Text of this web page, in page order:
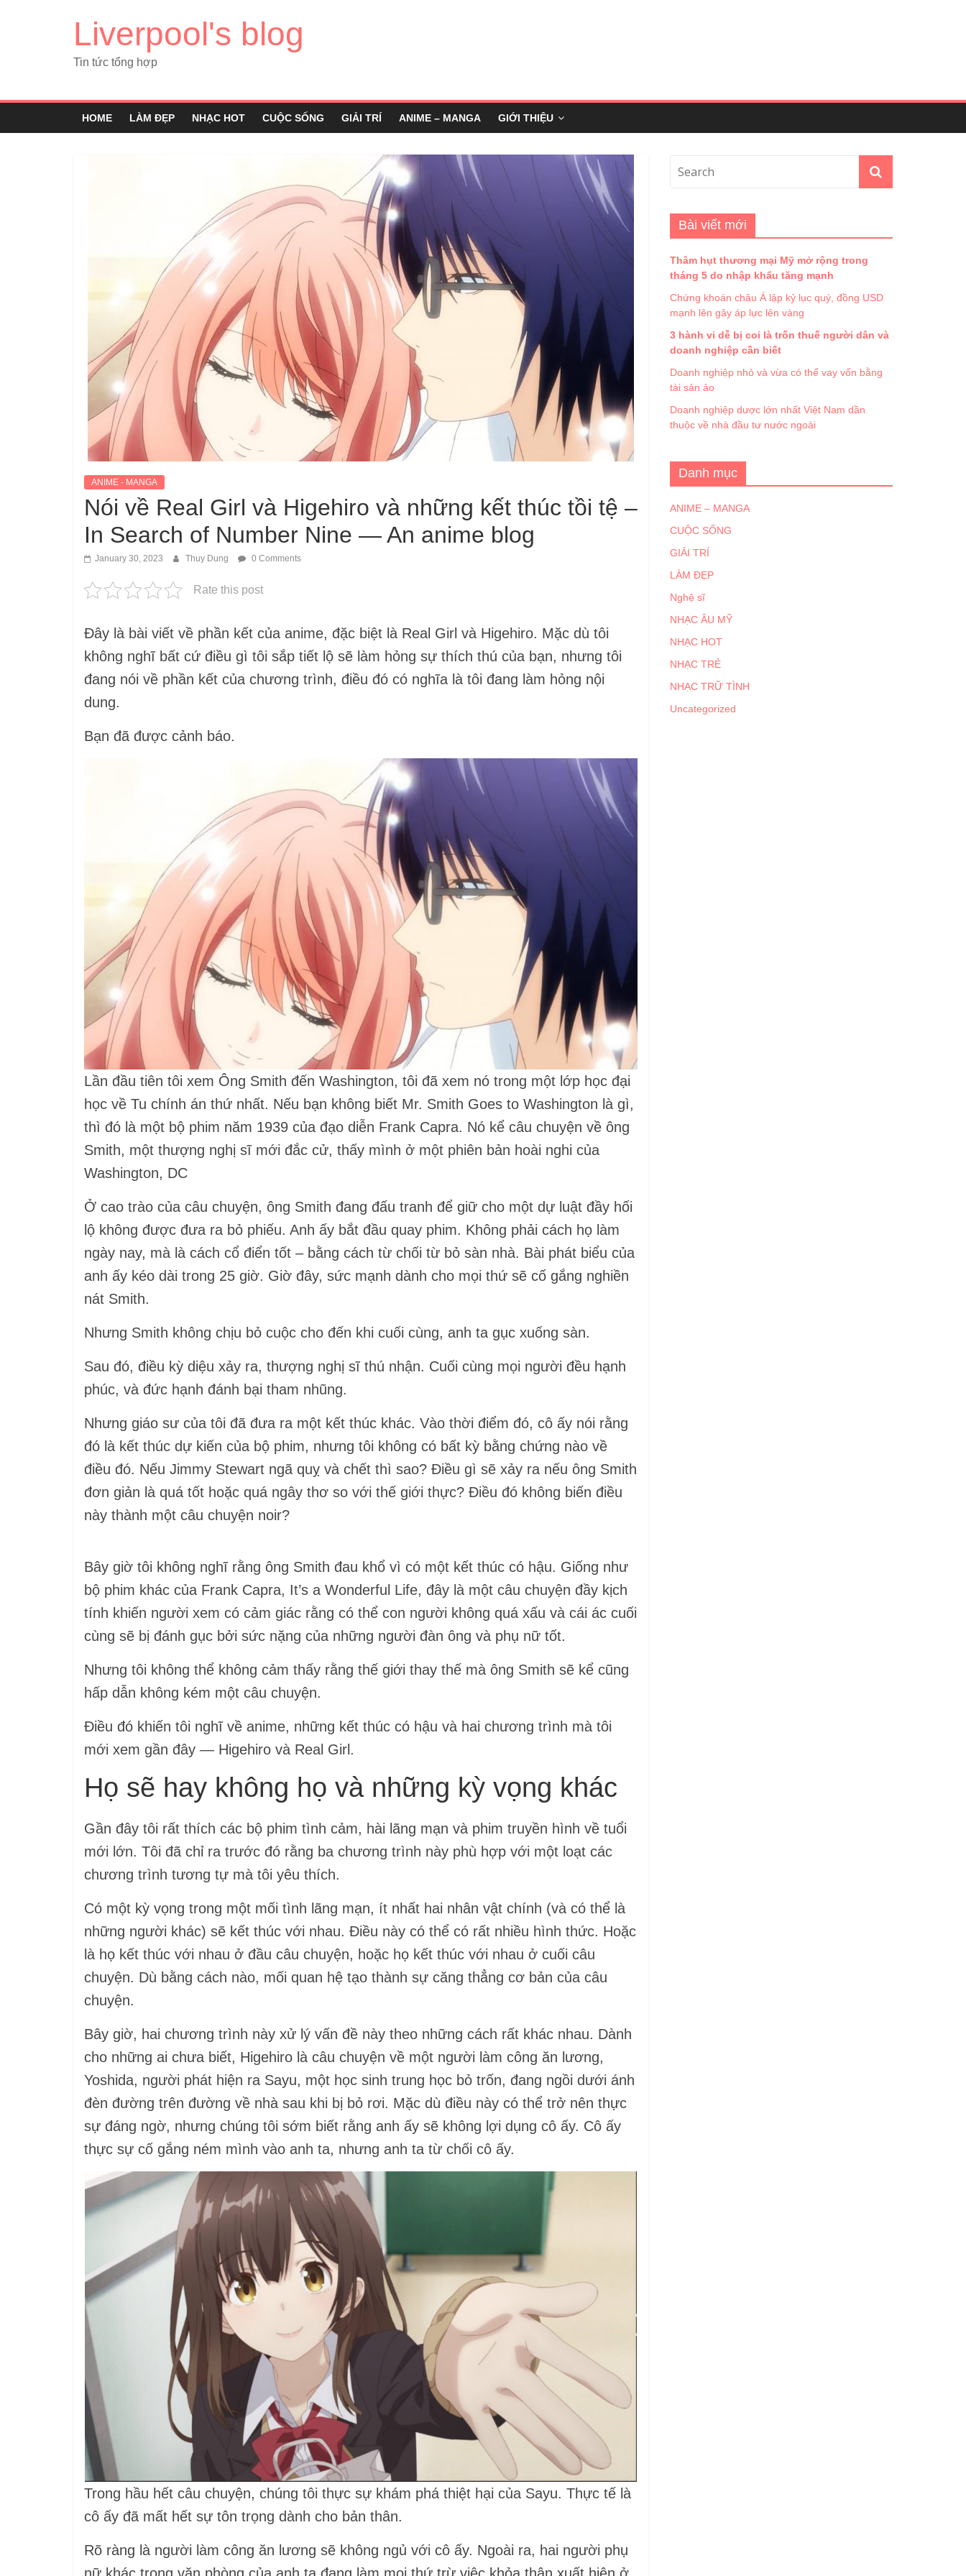
Liverpool's blog
Tin tức tổng hợp
HOME LÀM ĐẸP NHẠC HOT CUỘC SỐNG GIẢI TRÍ ANIME – MANGA GIỚI THIỆU
ANIME - MANGA
Nói về Real Girl và Higehiro và những kết thúc tồi tệ –
In Search of Number Nine — An anime blog
January 30, 2023 Thuy Dung 0 Comments
Rate this post
Đây là bài viết về phần kết của anime, đặc biệt là Real Girl và Higehiro. Mặc dù tôi
không nghĩ bất cứ điều gì tôi sắp tiết lộ sẽ làm hỏng sự thích thú của bạn, nhưng tôi
đang nói về phần kết của chương trình, điều đó có nghĩa là tôi đang làm hỏng nội
dung.
Bạn đã được cảnh báo.
Lần đầu tiên tôi xem Ông Smith đến Washington, tôi đã xem nó trong một lớp học đại
học về Tu chính án thứ nhất. Nếu bạn không biết Mr. Smith Goes to Washington là gì,
thì đó là một bộ phim năm 1939 của đạo diễn Frank Capra. Nó kể câu chuyện về ông
Smith, một thượng nghị sĩ mới đắc cử, thấy mình ở một phiên bản hoài nghi của
Washington, DC
Ở cao trào của câu chuyện, ông Smith đang đấu tranh để giữ cho một dự luật đầy hối
lộ không được đưa ra bỏ phiếu. Anh ấy bắt đầu quay phim. Không phải cách họ làm
ngày nay, mà là cách cổ điển tốt – bằng cách từ chối từ bỏ sàn nhà. Bài phát biểu của
anh ấy kéo dài trong 25 giờ. Giờ đây, sức mạnh dành cho mọi thứ sẽ cố gắng nghiền
nát Smith.
Nhưng Smith không chịu bỏ cuộc cho đến khi cuối cùng, anh ta gục xuống sàn.
Sau đó, điều kỳ diệu xảy ra, thượng nghị sĩ thú nhận. Cuối cùng mọi người đều hạnh
phúc, và đức hạnh đánh bại tham nhũng.
Nhưng giáo sư của tôi đã đưa ra một kết thúc khác. Vào thời điểm đó, cô ấy nói rằng
đó là kết thúc dự kiến ​​của bộ phim, nhưng tôi không có bất kỳ bằng chứng nào về
điều đó. Nếu Jimmy Stewart ngã quỵ và chết thì sao? Điều gì sẽ xảy ra nếu ông Smith
đơn giản là quá tốt hoặc quá ngây thơ so với thế giới thực? Điều đó không biến điều
này thành một câu chuyện noir?
Bây giờ tôi không nghĩ rằng ông Smith đau khổ vì có một kết thúc có hậu. Giống như
bộ phim khác của Frank Capra, It’s a Wonderful Life, đây là một câu chuyện đầy kịch
tính khiến người xem có cảm giác rằng có thể con người không quá xấu và cái ác cuối
cùng sẽ bị đánh gục bởi sức nặng của những người đàn ông và phụ nữ tốt.
Nhưng tôi không thể không cảm thấy rằng thế giới thay thế mà ông Smith sẽ kể cũng
hấp dẫn không kém một câu chuyện.
Điều đó khiến tôi nghĩ về anime, những kết thúc có hậu và hai chương trình mà tôi
mới xem gần đây — Higehiro và Real Girl.
Họ sẽ hay không họ và những kỳ vọng khác
Gần đây tôi rất thích các bộ phim tình cảm, hài lãng mạn và phim truyền hình về tuổi
mới lớn. Tôi đã chỉ ra trước đó rằng ba chương trình này phù hợp với một loạt các
chương trình tương tự mà tôi yêu thích.
Có một kỳ vọng trong một mối tình lãng mạn, ít nhất hai nhân vật chính (và có thể là
những người khác) sẽ kết thúc với nhau. Điều này có thể có rất nhiều hình thức. Hoặc
là họ kết thúc với nhau ở đầu câu chuyện, hoặc họ kết thúc với nhau ở cuối câu
chuyện. Dù bằng cách nào, mối quan hệ tạo thành sự căng thẳng cơ bản của câu
chuyện.
Bây giờ, hai chương trình này xử lý vấn đề này theo những cách rất khác nhau. Dành
cho những ai chưa biết, Higehiro là câu chuyện về một người làm công ăn lương,
Yoshida, người phát hiện ra Sayu, một học sinh trung học bỏ trốn, đang ngồi dưới ánh
đèn đường trên đường về nhà sau khi bị bỏ rơi. Mặc dù điều này có thể trở nên thực
sự đáng ngờ, nhưng chúng tôi sớm biết rằng anh ấy sẽ không lợi dụng cô ấy. Cô ấy
thực sự cố gắng ném mình vào anh ta, nhưng anh ta từ chối cô ấy.
Trong hầu hết câu chuyện, chúng tôi thực sự khám phá thiệt hại của Sayu. Thực tế là
cô ấy đã mất hết sự tôn trọng dành cho bản thân.
Rõ ràng là người làm công ăn lương sẽ không ngủ với cô ấy. Ngoài ra, hai người phụ
Bài viết mới
Thâm hụt thương mại Mỹ mở rộng trong
tháng 5 do nhập khẩu tăng mạnh
Chứng khoán châu Á lập kỷ lục quý, đồng USD
mạnh lên gây áp lực lên vàng
3 hành vi dễ bị coi là trốn thuế người dân và
doanh nghiệp cần biết
Doanh nghiệp nhỏ và vừa có thể vay vốn bằng
tài sản ảo
Doanh nghiệp dược lớn nhất Việt Nam dần
thuộc về nhà đầu tư nước ngoài
Danh mục
ANIME – MANGA
CUỘC SỐNG
GIẢI TRÍ
LÀM ĐẸP
Nghệ sĩ
NHẠC ÂU MỸ
NHẠC HOT
NHẠC TRẺ
NHẠC TRỮ TÌNH
Uncategorized